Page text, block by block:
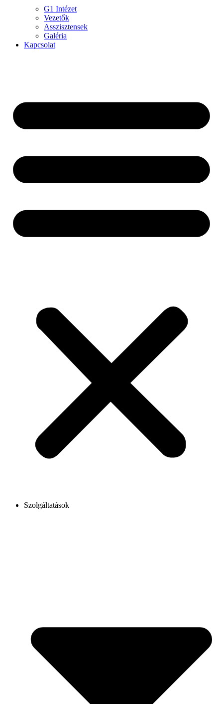
G1 Intézet
Vezetők
Asszisztensek
Galéria
Kapcsolat
Szolgáltatások